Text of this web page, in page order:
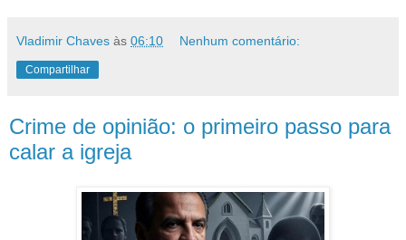
Vladimir Chaves às 06:10 Nenhum comentário:
Compartilhar
Crime de opinião: o primeiro passo para
calar a igreja